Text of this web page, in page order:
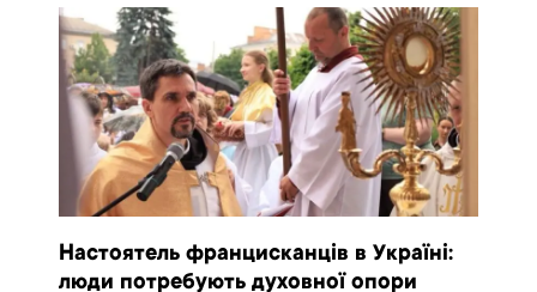
Настоятель францисканців в Україні:
люди потребують духовної опори